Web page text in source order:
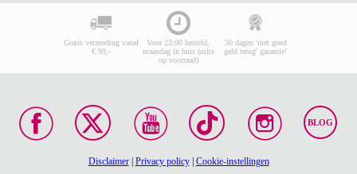
Gratis verzending vanaf
€ 99,-
Voor 23:00 besteld,
maandag in huis (mits
op voorraad)
30 dagen 'niet goed
geld terug' garantie!
BLOG
Disclaimer| Privacy policy| Cookie-instellingen